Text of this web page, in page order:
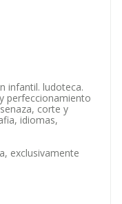
infantil. ludoteca.
perfeccionamiento
corte y
idiomas,
exclusivamente